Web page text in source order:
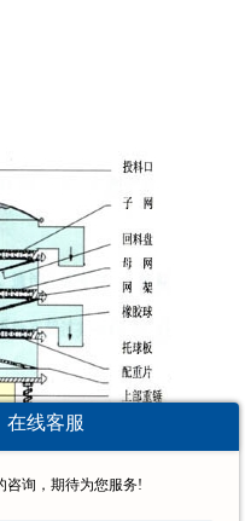
在线客服
咨询，期待为您服务!